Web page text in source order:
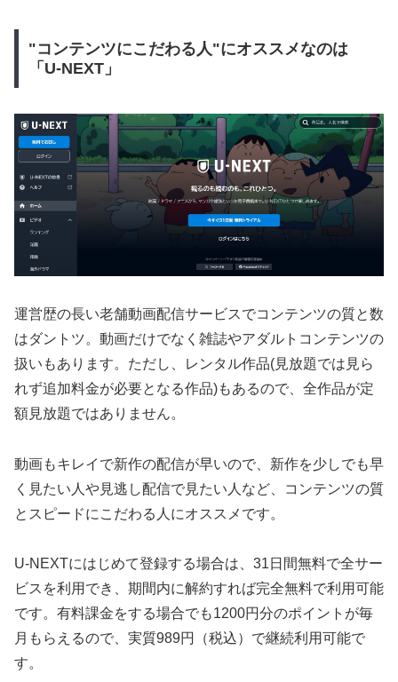
"コンテンツにこだわる人"にオススメなのは
「U-NEXT」
運営歴の長い老舗動画配信サービスでコンテンツの質と数
はダントツ。動画だけでなく雑誌やアダルトコンテンツの
扱いもあります。ただし、レンタル作品(見放題では見ら
れず追加料金が必要となる作品)もあるので、全作品が定
額見放題ではありません。
動画もキレイで新作の配信が早いので、新作を少しでも早
く見たい人や見逃し配信で見たい人など、コンテンツの質
とスピードにこだわる人にオススメです。
U-NEXTにはじめて登録する場合は、31日間無料で全サー
ビスを利用でき、期間内に解約すれば完全無料で利用可能
です。有料課金をする場合でも1200円分のポイントが毎
月もらえるので、実質989円（税込）で継続利用可能で
す。